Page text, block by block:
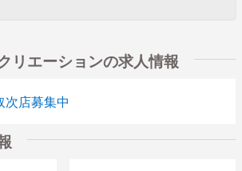
リエーションの求人情報
次店募集中